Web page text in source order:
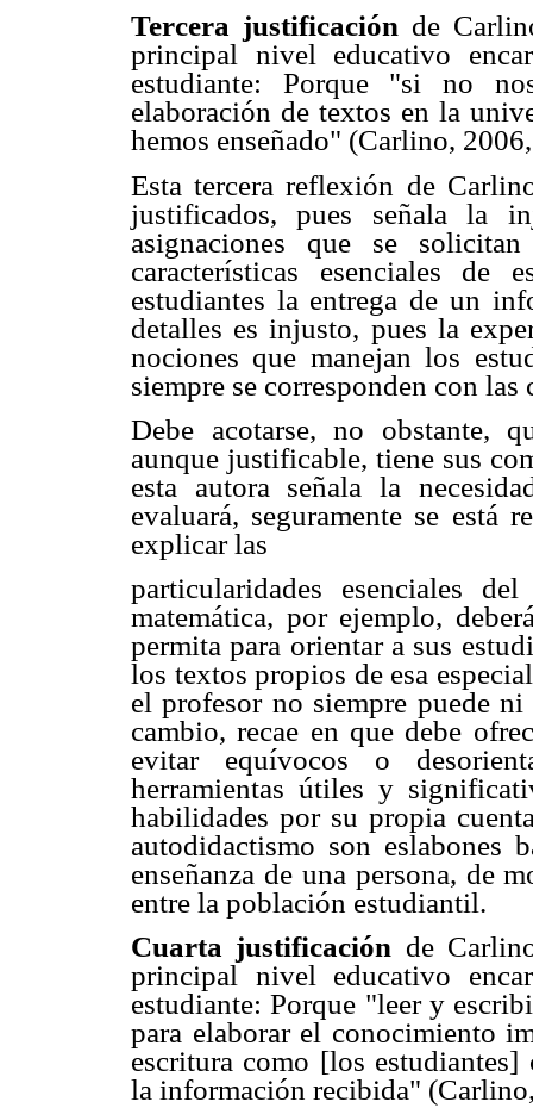
Tercera justificación de
principal nivel educativo
estudiante: Porque "si no
elaboración de textos en la
hemos enseñado" (Carlino,
Esta tercera reflexión de
justificados, pues señala la
asignaciones que se
características esenciales
estudiantes la entrega de un
detalles es injusto, pues la
nociones que manejan los
siempre se corresponden con
Debe acotarse, no obstante,
aunque justificable, tiene sus
esta autora señala la
evaluará, seguramente se
explicar las
particularidades esenciales
matemática, por ejemplo,
permita para orientar a sus
los textos propios de esa
el profesor no siempre puede
cambio, recae en que debe
evitar equívocos o
herramientas útiles y
habilidades por su propia
autodidactismo son eslabones
enseñanza de una persona, de
entre la población estudiantil.
Cuarta justificación de
principal nivel educativo
estudiante: Porque "leer y
para elaborar el conocimiento
escritura como [los estudiantes]
la información recibida"